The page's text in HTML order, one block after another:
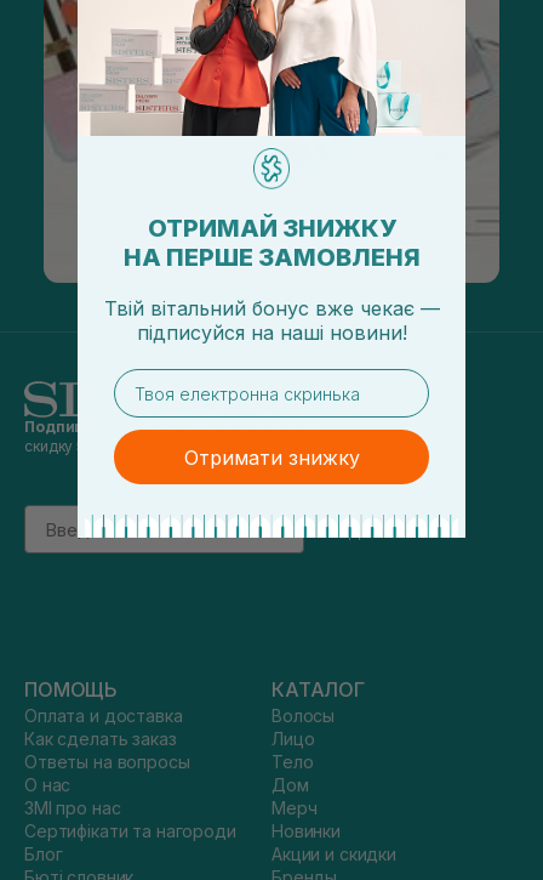
Подпишись на наши новостии получай
скидку 5% на первый заказ
Email
підписатись
ПОМОЩЬ
Оплата и доставка
Как сделать заказ
Ответы на вопросы
О нас
ЗМІ про нас
Сертифікати та нагороди
Блог
КАТАЛОГ
Волосы
Лицо
Тело
Дом
Мерч
Новинки
Акции и скидки
ОТРИМАЙ ЗНИЖКУ
НА ПЕРШЕ ЗАМОВЛЕНЯ
Твій вітальний бонус вже чекає —
підписуйся на наші новини!
email
Отримати знижку